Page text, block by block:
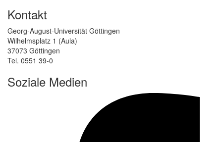
Kontakt
Georg-August-Universität Göttingen
Wilhelmsplatz 1 (Aula)
37073 Göttingen
Tel. 0551 39-0
Soziale Medien